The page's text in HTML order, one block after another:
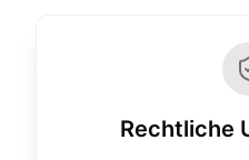
Rechtliche